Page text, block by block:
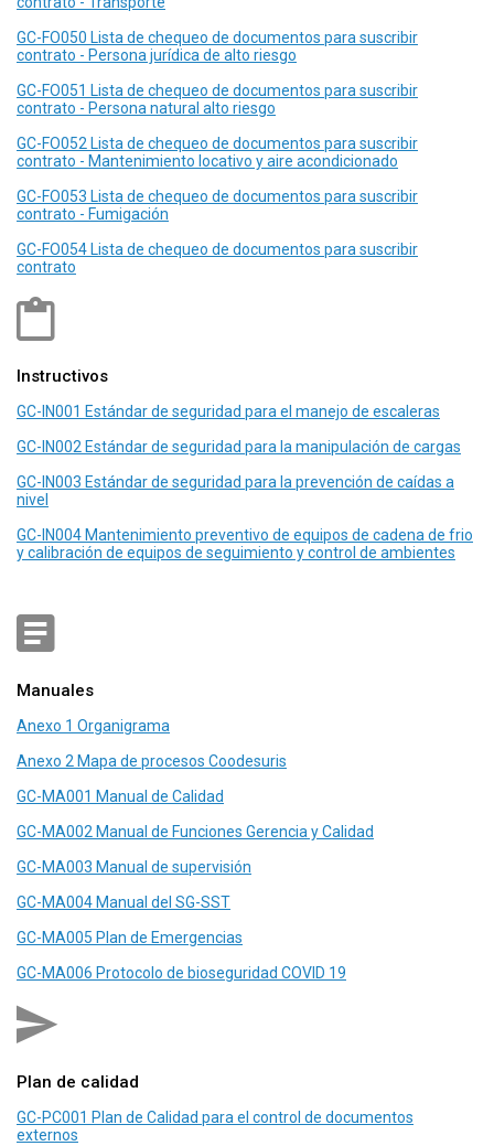
GC-FO050 Lista de chequeo de documentos para suscribir
contrato - Persona jurídica de alto riesgo
GC-FO051 Lista de chequeo de documentos para suscribir
contrato - Persona natural alto riesgo
GC-FO052 Lista de chequeo de documentos para suscribir
contrato - Mantenimiento locativo y aire acondicionado
GC-FO053 Lista de chequeo de documentos para suscribir
contrato - Fumigación
GC-FO054 Lista de chequeo de documentos para suscribir
contrato
Instructivos
GC-IN001 Estándar de seguridad para el manejo de escaleras
GC-IN002 Estándar de seguridad para la manipulación de cargas
GC-IN003 Estándar de seguridad para la prevención de caídas a
nivel
GC-IN004 Mantenimiento preventivo de equipos de cadena de frio
y calibración de equipos de seguimiento y control de ambientes
Manuales
Anexo 1 Organigrama
Anexo 2 Mapa de procesos Coodesuris
GC-MA001 Manual de Calidad
GC-MA002 Manual de Funciones Gerencia y Calidad
GC-MA003 Manual de supervisión
GC-MA004 Manual del SG-SST
GC-MA005 Plan de Emergencias
GC-MA006 Protocolo de bioseguridad COVID 19
Plan de calidad
GC-PC001 Plan de Calidad para el control de documentos
externos